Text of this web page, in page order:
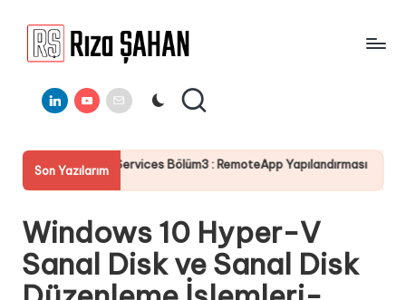
a
Ş
A
H
A
Bilgi
Paylaşım
LinkedinYoutube
E-
Mail
Son Yazılarım
Services Bölüm3 : RemoteApp Yapılandırması Server 2025
19 Temmuz 2025
Windows 10 Hyper-V
Sanal Disk ve Sanal Disk